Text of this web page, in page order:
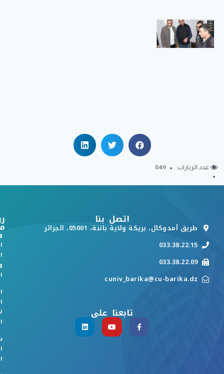
عدد الزيارات: 849
اتصل بنا
طريق أمدوكال، بريكة ولاية باتنة، 05001، الجزائر
033.38.22.15
033.38.22.09
cuniv_barika@cu-barika.dz
تابعنا على